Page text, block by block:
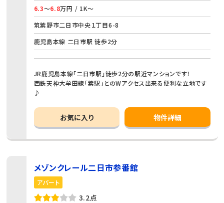
6.3～6.8万円 / 1K～
筑紫野市二日市中央１丁目6-8
鹿児島本線 二日市駅 徒歩2分
JR鹿児島本線「二日市駅」徒歩2分の駅近マンションです！
西鉄天神大牟田線「紫駅」とのWアクセス出来る便利な立地です
♪
お気に入り 物件詳細
メゾンクレール二日市参番館
アパート
3.2点